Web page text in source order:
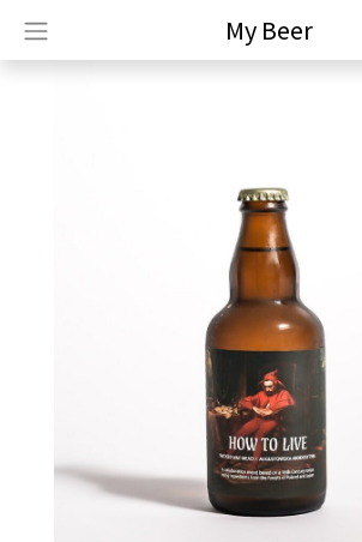
My Beer